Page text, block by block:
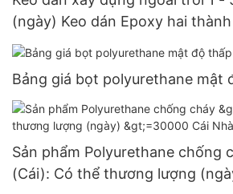
(ngày) Keo dán Epoxy hai
- Shuode
Bảng giá bọt polyurethane mật
Sản phẩm Polyurethane chống
(Cái): Có thể thương lượng